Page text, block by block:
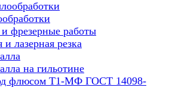
фрезерные работы
и лазерная резка
на гильотине
флюсом Т1-МФ ГОСТ 14098-